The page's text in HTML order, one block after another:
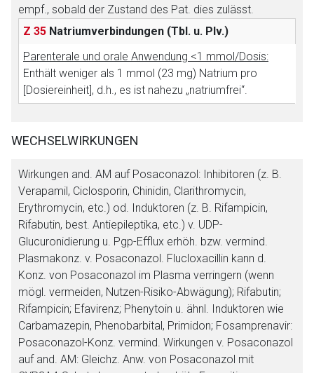
empf., sobald der Zustand des Pat. dies zulässt.
Z 35 Natriumverbindungen (Tbl. u. Plv.)
Parenterale und orale Anwendung <1 mmol/Dosis:
Enthält weniger als 1 mmol (23 mg) Natrium pro
[Dosiereinheit], d.h., es ist nahezu „natriumfrei“.
WECHSELWIRKUNGEN
Wirkungen and. AM auf Posaconazol: Inhibitoren (z. B.
Verapamil, Ciclosporin, Chinidin, Clarithromycin,
Erythromycin, etc.) od. Induktoren (z. B. Rifampicin,
Rifabutin, best. Antiepileptika, etc.) v. UDP-
Glucuronidierung u. Pgp-Efflux erhöh. bzw. vermind.
Plasmakonz. v. Posaconazol. Flucloxacillin kann d.
Konz. von Posaconazol im Plasma verringern (wenn
mögl. vermeiden, Nutzen-Risiko-Abwägung); Rifabutin;
Rifampicin; Efavirenz; Phenytoin u. ähnl. Induktoren wie
Carbamazepin, Phenobarbital, Primidon; Fosamprenavir:
Posaconazol-Konz. vermind. Wirkungen v. Posaconazol
auf and. AM: Gleichz. Anw. von Posaconazol mit